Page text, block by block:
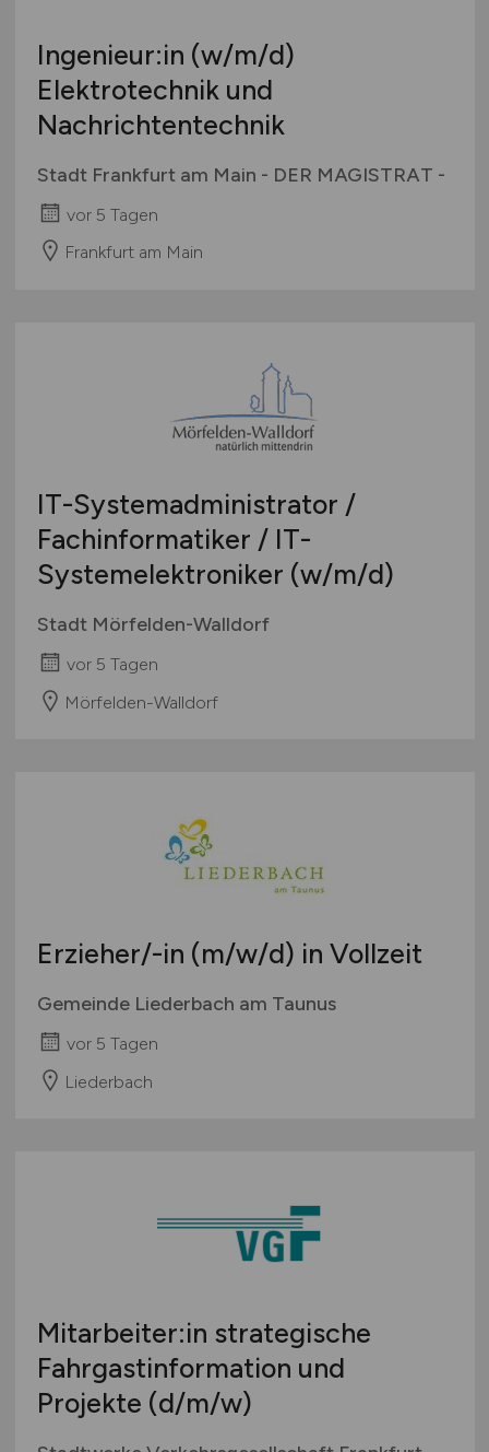
Ingenieur:in (w/m/d)
Elektrotechnik und
Nachrichtentechnik
Stadt Frankfurt am Main - DER MAGISTRAT -
vor 5 Tagen
Frankfurt am Main
IT-Systemadministrator /
Fachinformatiker / IT-
Systemelektroniker (w/m/d)
Stadt Mörfelden-Walldorf
vor 5 Tagen
Mörfelden-Walldorf
Erzieher/-in (m/w/d) in Vollzeit
Gemeinde Liederbach am Taunus
vor 5 Tagen
Liederbach
Mitarbeiter:in strategische
Fahrgastinformation und
Projekte (d/m/w)